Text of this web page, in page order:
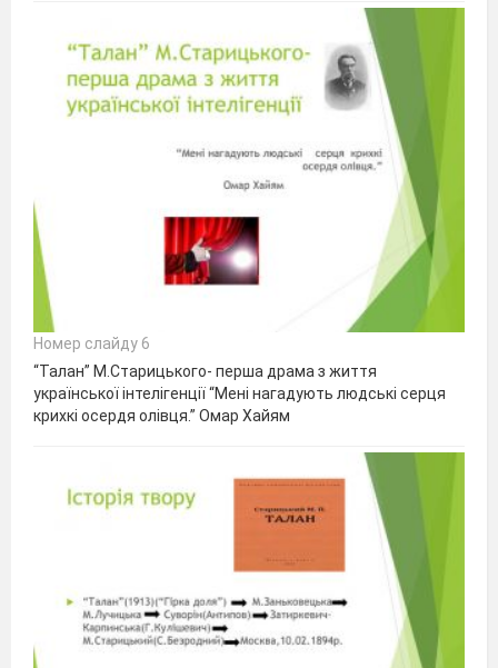
Номер слайду 6
“Талан” М.Старицького- перша драма з життя
української інтелігенції “Мені нагадують людські серця
крихкі осердя олівця.” Омар Хайям